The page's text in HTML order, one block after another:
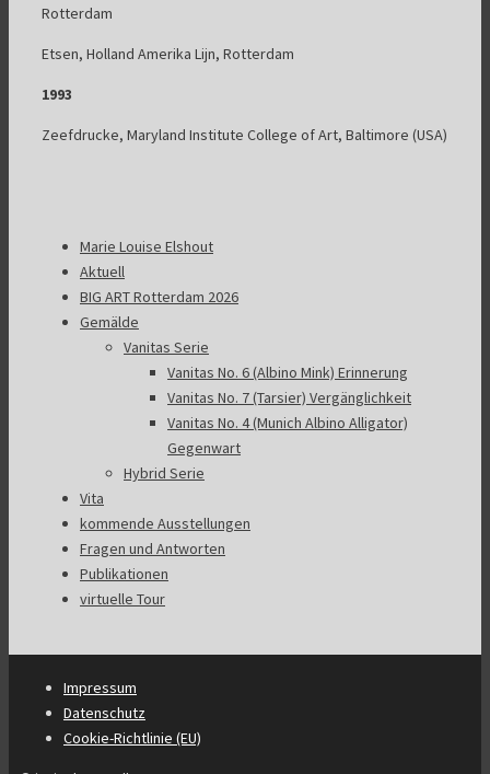
Rotterdam
Etsen, Holland Amerika Lijn, Rotterdam
1993
Zeefdrucke, Maryland Institute College of Art, Baltimore (USA)
Marie Louise Elshout
Aktuell
BIG ART Rotterdam 2026
Gemälde
Vanitas Serie
Vanitas No. 6 (Albino Mink) Erinnerung
Vanitas No. 7 (Tarsier) Vergänglichkeit
Vanitas No. 4 (Munich Albino Alligator)
Gegenwart
Hybrid Serie
Vita
kommende Ausstellungen
Fragen und Antworten
Publikationen
virtuelle Tour
Impressum
Datenschutz
Cookie-Richtlinie (EU)